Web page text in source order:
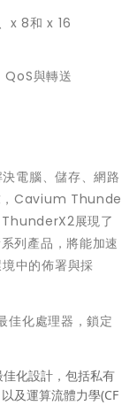
x 8和 x 16
QoS與轉送
電腦、儲存、網路
，Cavium Thunde
ThunderX2展現了
列產品，將能加速
中的佈署與採
佳化處理器，鎖定
化設計，包括私有
及運算流體力學(CF